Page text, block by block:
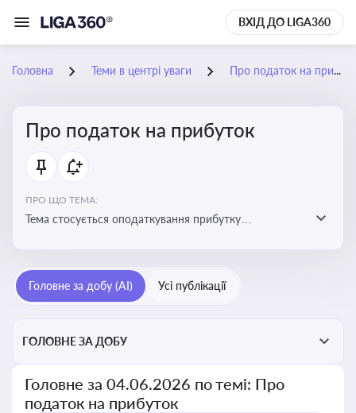
ВХІД ДО LIGA360
Головна Теми в центрі уваги Про податок на прибуток
Про податок на прибуток
ПРО ЩО ТЕМА:
Тема стосується оподаткування прибутку
звітність для бізнесу, бухгалтерів і юристів
Головне за добу (AI) Усі публікації
ГОЛОВНЕ ЗА ДОБУ
Головне за 04.06.2026 по темі: Про
податок на прибуток